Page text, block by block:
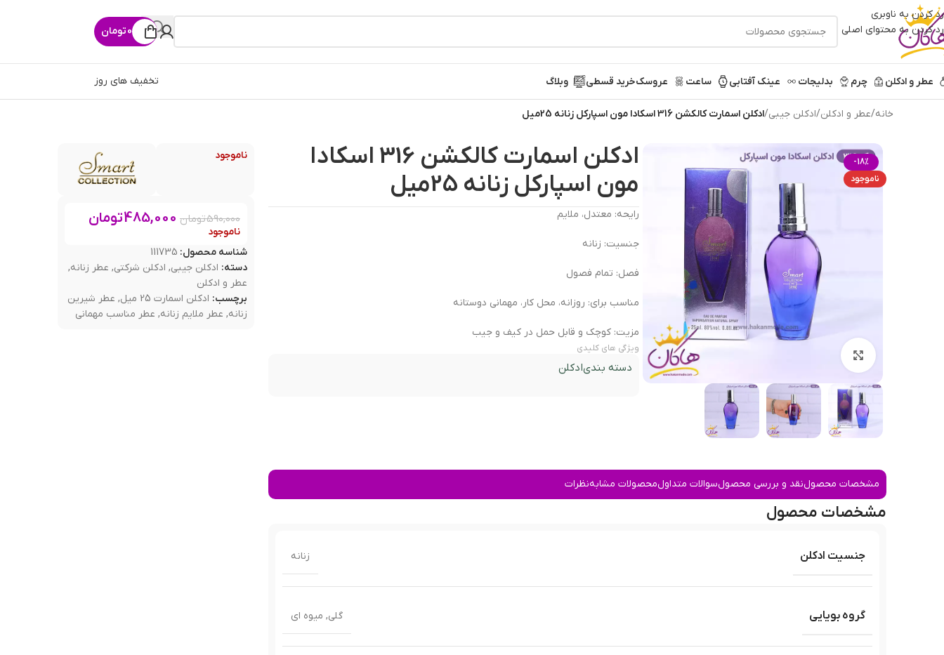
رد کردن به ناوبری
رد کردن به محتوای اصلی
0تومان
عطر و ادکلن چرم بدلیجات عینک آفتابی ساعت عروسکخرید قسطی وبلاگ تخفیف های روز
خانه/عطر و ادکلن/ادکلن جیبی/ادکلن اسمارت کالکشن 316 اسکادا مون اسپارکل زنانه 25میل
ناموجود
590,000تومان 485,000تومان
ناموجود
شناسه محصول: 111735
دسته: ادکلن جیبی, ادکلن شرکتی, عطر زنانه,
عطر و ادکلن
برچسب: ادکلن اسمارت 25 میل , عطر شیرین
زنانه, عطر ملایم زنانه, عطر مناسب مهمانی
-18%
ناموجود
ادکلن اسمارت کالکشن 316 اسکادا
مون اسپارکل زنانه 25میل
رایحه: معتدل، ملایم
جنسیت: زنانه
فصل: تمام فصول
مناسب برای: روزانه، محل کار، مهمانی دوستانه
مزیت: کوچک و قابل حمل در کیف و جیب
ویژگی های کلیدی
دسته بندیادکلن
مشخصات محصولنقد و بررسی محصولسوالات متداولمحصولات مشابهنظرات
مشخصات محصول
جنسیت ادکلن زنانه
گروه بویایی گلی, میوه ای